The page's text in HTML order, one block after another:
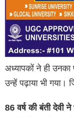
अध्यापकों ने ही
उन्हें पढ़ाया भी गया।
86 वर्ष की बंती देवी ने